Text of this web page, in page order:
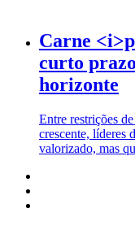
Carne
curto
horizonte
Entre restrições
crescente, líderes
valorizado, mas